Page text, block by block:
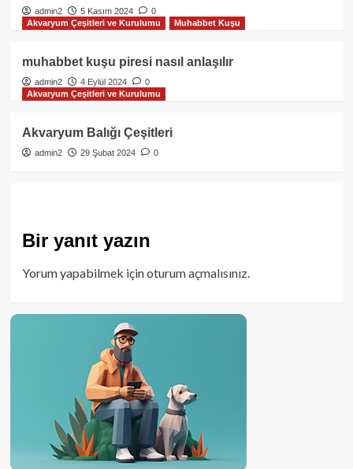
admin2 5 Kasım 2024
0
Akvaryum Çeşitleri ve Kurulumu
Muhabbet Kuşu
muhabbet kuşu piresi nasıl anlaşılır
admin2 4 Eylül 2024
0
Akvaryum Çeşitleri ve Kurulumu
Akvaryum Balığı Çeşitleri
admin2 29 Şubat 2024 0
Bir yanıt yazın
Yorum yapabilmek içinoturum açmalısınız.